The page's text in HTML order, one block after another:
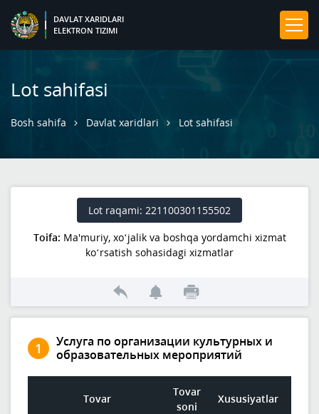
DAVLAT XARIDLARI
ELEKTRON TIZIMI
Lot sahifasi
Bosh sahifa Davlat xaridlari Lot sahifasi
Lot raqami: 221100301155502
Toifa: Ma'muriy, xo‘jalik va boshqa yordamchi xizmat
ko‘rsatish sohasidagi xizmatlar
1
Услуга по организации культурных и
образовательных мероприятий
Tovar
Tovar
soni
Xususiyatlar